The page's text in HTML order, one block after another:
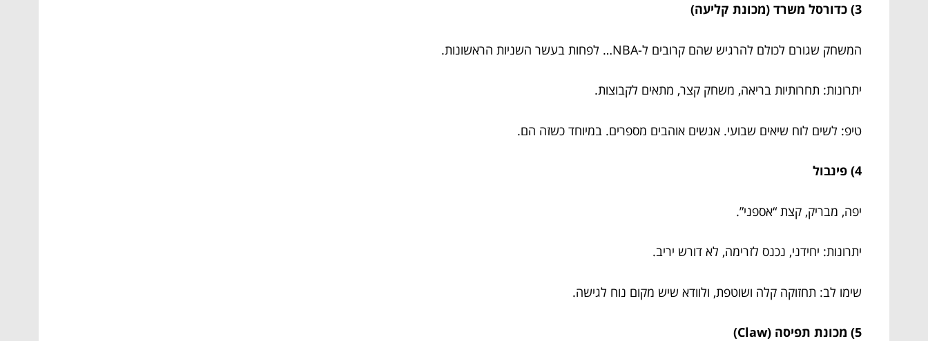
3) כדורסל משרד (מכונת קליעה)
המשחק שגורם לכולם להרגיש שהם קרובים ל-NBA… לפחות בעשר השניות הראשונות.
יתרונות: תחרותיות בריאה, משחק קצר, מתאים לקבוצות.
טיפ: לשים לוח שיאים שבועי. אנשים אוהבים מספרים. במיוחד כשזה הם.
4) פינבול
יפה, מבריק, קצת “אספני”.
יתרונות: יחידני, נכנס לזרימה, לא דורש יריב.
שימו לב: תחזוקה קלה ושוטפת, ולוודא שיש מקום נוח לגישה.
5) מכונת תפיסה (Claw)